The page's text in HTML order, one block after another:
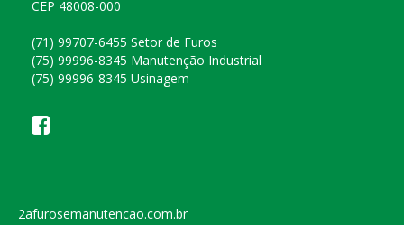
CEP 48008-000
(71) 99707-6455 Setor de Furos
(75) 99996-8345 Manutenção Industrial
(75) 99996-8345 Usinagem
2afurosemanutencao.com.br